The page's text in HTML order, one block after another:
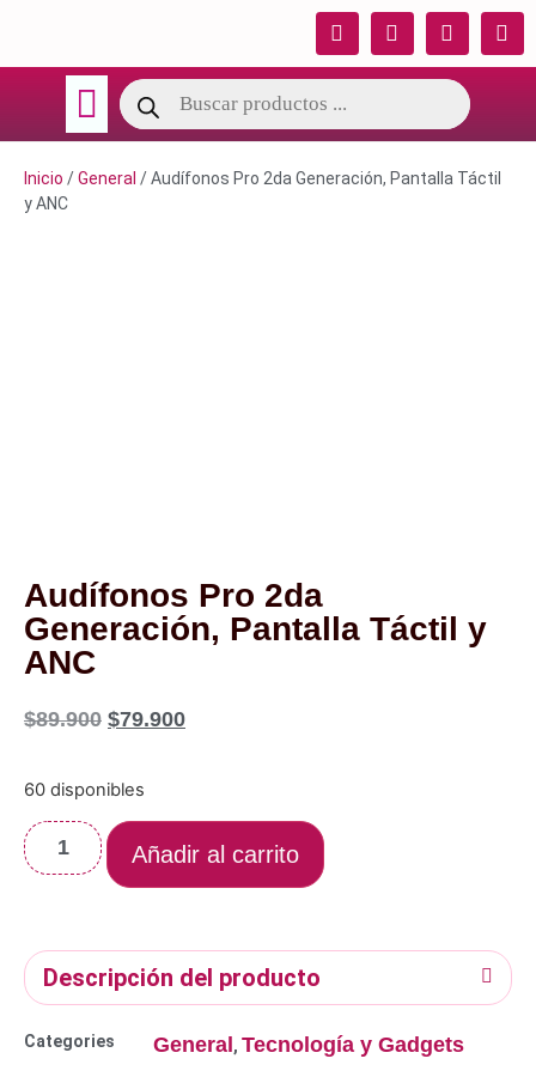
Inicio /General / Audífonos Pro 2da Generación, Pantalla Táctil
y ANC
Audífonos Pro 2da
Generación, Pantalla Táctil y
ANC
$89.900 $79.900
60 disponibles
Añadir al carrito
Descripción del producto
Categories General, Tecnología y Gadgets